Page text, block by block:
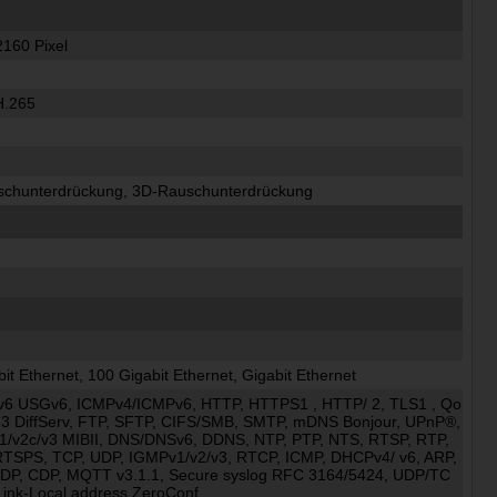
Pixel
3D-Rauschunterdrückung
Ethernet, 100 Gigabit Ethernet, Gigabit Ethernet
USGv6, ICMPv4/ICMPv6, HTTP, HTTPS1 , HTTP/ 2, TLS1 , Qo
DiffServ, FTP, SFTP, CIFS/SMB, SMTP, mDNS Bonjour, UPnP®,
v2c/v3 MIBII, DNS/DNSv6, DDNS, NTP, PTP, NTS, RTSP, RTP,
TCP, UDP, IGMPv1/v2/v3, RTCP, ICMP, DHCPv4/ v6, ARP,
CDP, MQTT v3.1.1, Secure syslog RFC 3164/5424, UDP/TC
Local address ZeroConf